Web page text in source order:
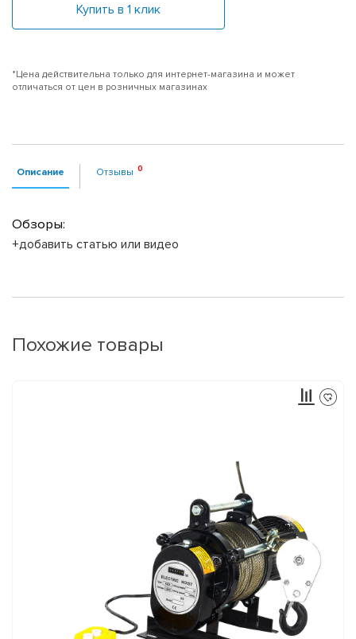
Купить в 1 клик
*Цена действительна только для интернет-магазина и может
отличаться от цен в розничных магазинах
Описание Отзывы
Обзоры:
+добавить статью или видео
Похожие товары